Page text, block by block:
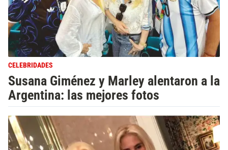
CELEBRIDADES
Susana Giménez y Marley alentaron a la
Argentina: las mejores fotos